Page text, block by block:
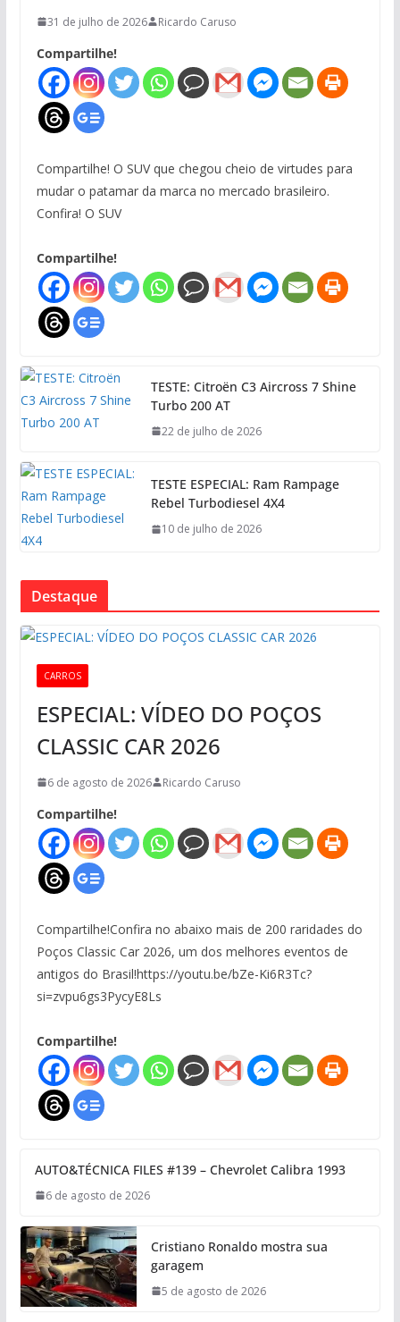
31 de julho de 2026 Ricardo Caruso
Compartilhe!
Compartilhe! O SUV que chegou cheio de virtudes para
mudar o patamar da marca no mercado brasileiro.
Confira! O SUV
Compartilhe!
TESTE: Citroën C3 Aircross 7 Shine
Turbo 200 AT
22 de julho de 2026
TESTE ESPECIAL: Ram Rampage
Rebel Turbodiesel 4X4
10 de julho de 2026
Destaque
CARROS
ESPECIAL: VÍDEO DO POÇOS
CLASSIC CAR 2026
6 de agosto de 2026 Ricardo Caruso
Compartilhe!
Compartilhe!Confira no abaixo mais de 200 raridades do
Poços Classic Car 2026, um dos melhores eventos de
antigos do Brasil!https://youtu.be/bZe-Ki6R3Tc?
si=zvpu6gs3PycyE8Ls
Compartilhe!
AUTO&TÉCNICA FILES #139 – Chevrolet Calibra 1993
6 de agosto de 2026
Cristiano Ronaldo mostra sua
garagem
5 de agosto de 2026